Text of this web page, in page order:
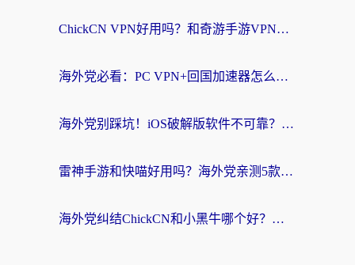
ChickCN VPN好用吗？和奇游手游VPN对比哪个回国效果更好？海外党亲测实用指南
海外党必看：PC VPN+回国加速器怎么选？无缝访问国内资源全攻略
海外党别踩坑！iOS破解版软件不可靠？教你选对回国加速器无缝看国内资源
雷神手游和快喵好用吗？海外党亲测5款回国加速器，附斧牛Bling对比+微信视频号解决办法
海外党纠结ChickCN和小黑牛哪个好？一篇帮你选对回国加速器的实用指南